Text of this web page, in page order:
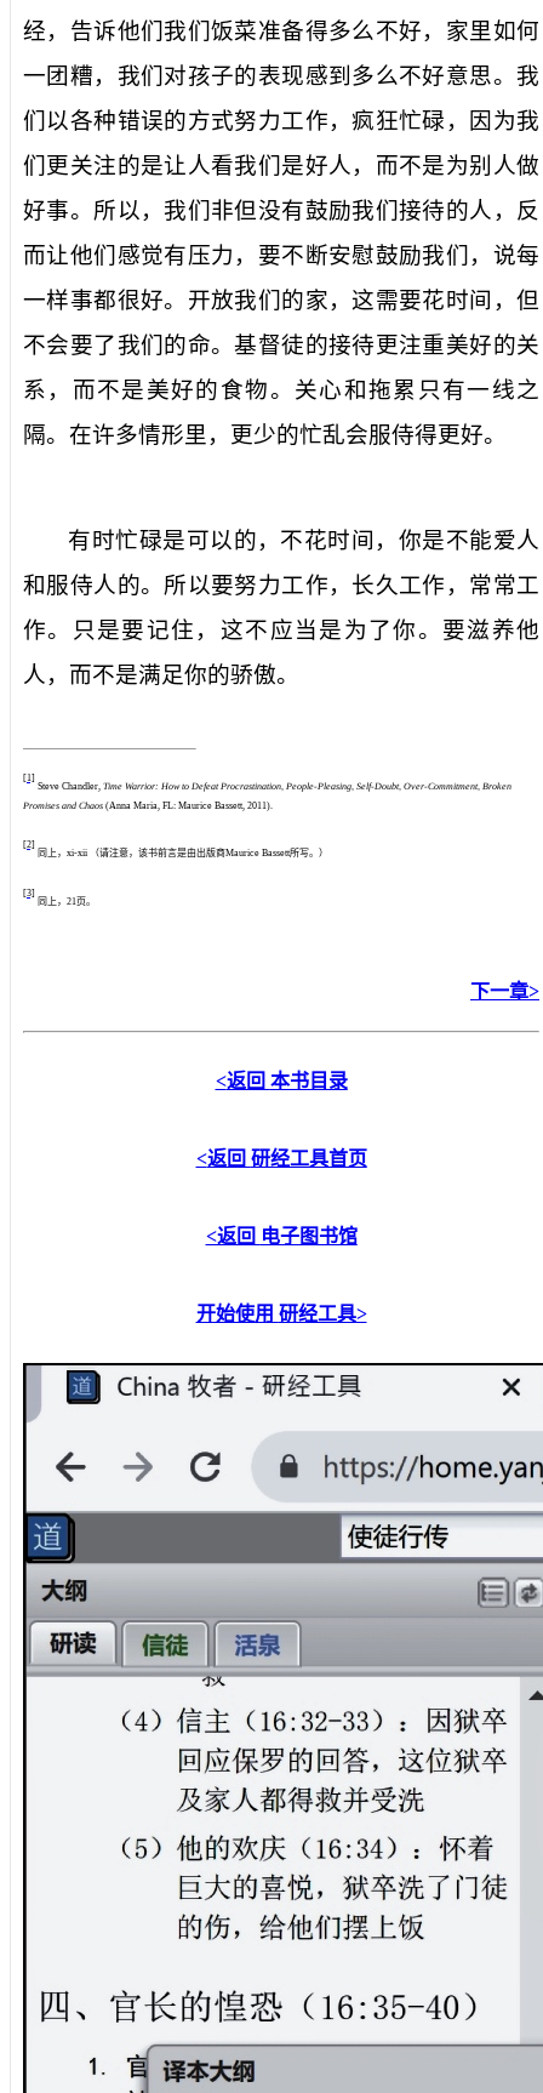
经，告诉他们我们饭菜准备得多么不好，家里如何
一团糟，我们对孩子的表现感到多么不好意思。我
们以各种错误的方式努力工作，疯狂忙碌，因为我
们更关注的是让人看我们是好人，而不是为别人做
好事。 所以，我们非但没有鼓励我们接待的人，反
而让他们感觉有压力，要不断安慰鼓励我们，说每
一样事都很好。开放我们的家，这需要花时间，但
不会要了我们的命。基督徒的接待更注重美好的关
系，而不是美好的食物。关心和拖累只有一线之
隔。在许多情形里，更少的忙乱会服侍得更好。
有时忙碌是可以的，不花时间，你是不能爱人
和服侍人的。所以要努力工作，长久工作，常常工
作。只是要记住，这不应当是为了你。要滋养他
人，而不是满足你的骄傲。
[1]
Steve Chandler, Time Warrior: How to Defeat Procrastination, People-Pleasing, Self-Doubt, Over-Commitment, Broken
Promises and Chaos (Anna Maria, FL: Maurice Bassett, 2011).
[2]
同上， xi-xii （请注意，该书前言是由出版商Maurice Bassett所写。）
[3]
同上， 21 页。
下一章>
<返回 本书目录
<返回 研经工具首页
<返回 电子图书馆
开始使用 研经工具>